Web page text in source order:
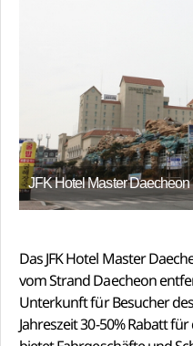
JFK Hotel Master Daecheon
Das JFK Hotel Master
vom Strand Daecheon
Unterkunft für Besucher
Jahreszeit 30-50% Rabatt